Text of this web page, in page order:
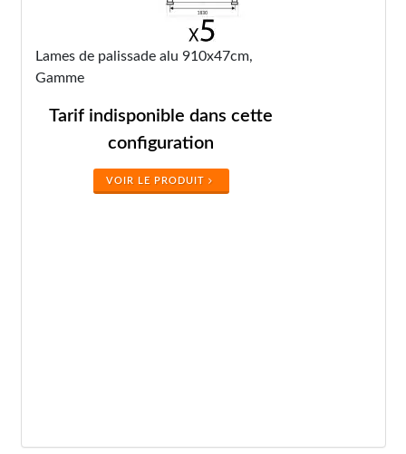
Lames de palissade alu 910x47cm,
Gamme
Tarif indisponible dans cette
configuration
VOIR LE PRODUIT